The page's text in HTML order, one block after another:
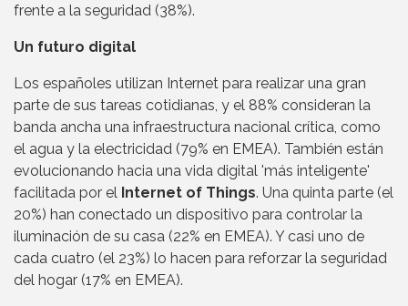
frente a la seguridad (38%).
Un futuro digital
Los españoles utilizan Internet para realizar una gran
parte de sus tareas cotidianas, y el 88% consideran la
banda ancha una infraestructura nacional crítica, como
el agua y la electricidad (79% en EMEA). También están
evolucionando hacia una vida digital 'más inteligente'
facilitada por el Internet of Things. Una quinta parte (el
20%) han conectado un dispositivo para controlar la
iluminación de su casa (22% en EMEA). Y casi uno de
cada cuatro (el 23%) lo hacen para reforzar la seguridad
del hogar (17% en EMEA).